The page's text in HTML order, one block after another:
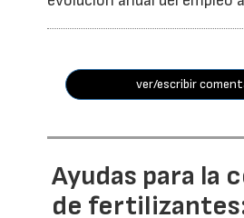
ver/escribir
Ayudas para la
de